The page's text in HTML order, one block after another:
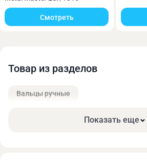
Смотреть
Товар из разделов
Вальцы ручные
Показать еще